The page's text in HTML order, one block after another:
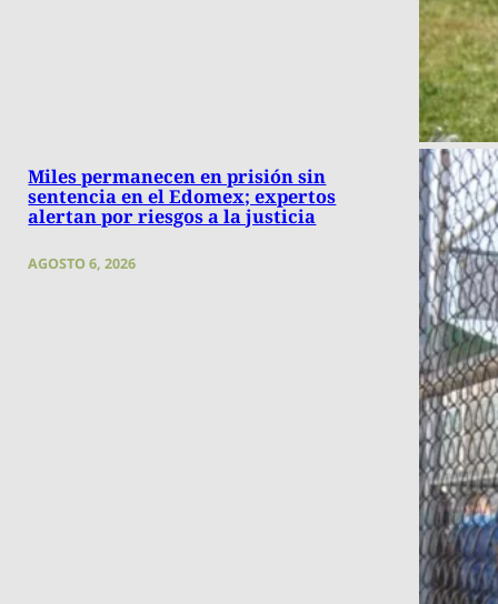
Miles permanecen en prisión sin
sentencia en el Edomex; expertos
alertan por riesgos a la justicia
AGOSTO 6, 2026